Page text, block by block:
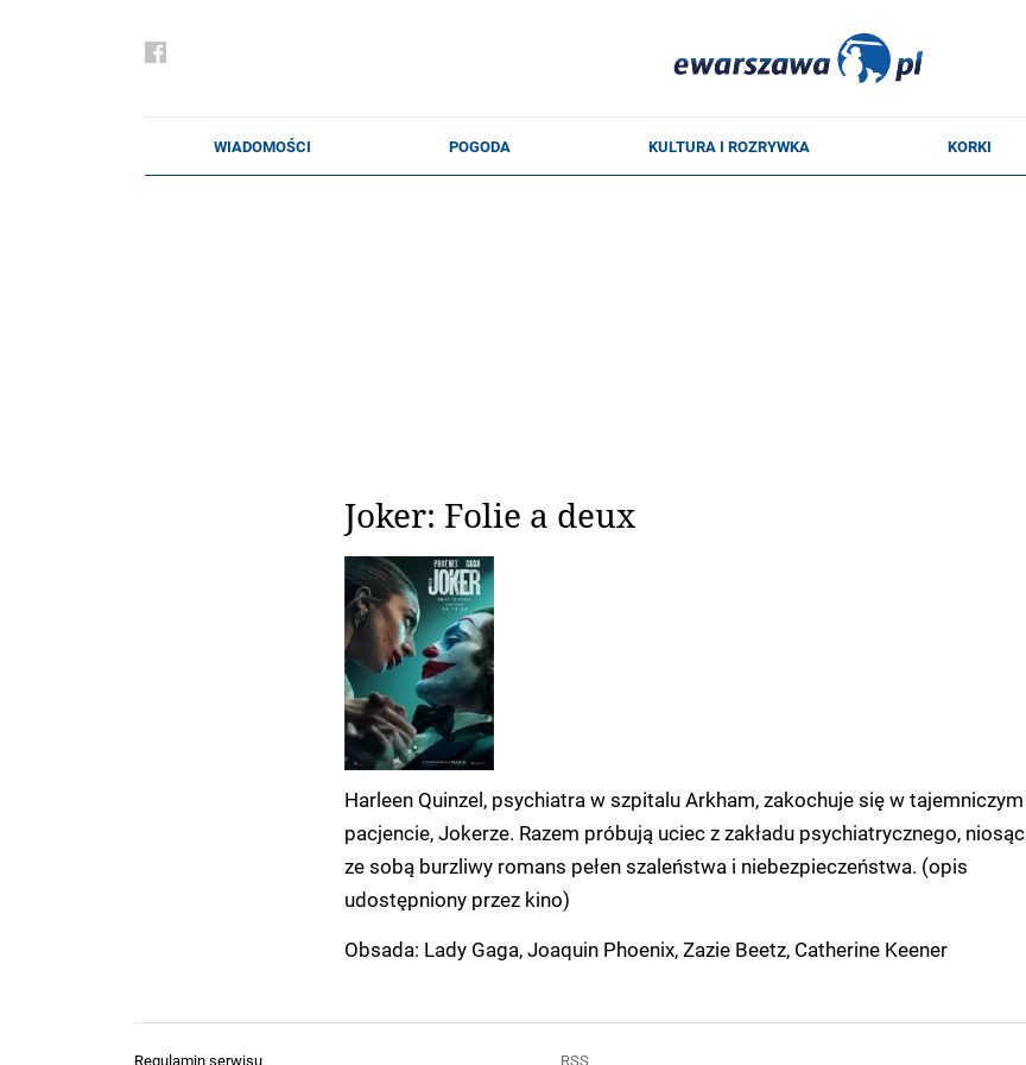
Joker: Folie a deux
Harleen Quinzel, psychiatra w szpitalu Arkham, zakochuje się w tajemniczym
pacjencie, Jokerze. Razem próbują uciec z zakładu psychiatrycznego, niosąc
ze sobą burzliwy romans pełen szaleństwa i niebezpieczeństwa. (opis
udostępniony przez kino)
Obsada: Lady Gaga, Joaquin Phoenix, Zazie Beetz, Catherine Keener
Regulamin serwisu RSS